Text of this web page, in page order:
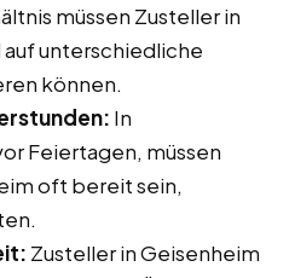
müssen Zusteller in
unterschiedliche
können.
In
Feiertagen, müssen
oft bereit sein,
Zusteller in Geisenheim